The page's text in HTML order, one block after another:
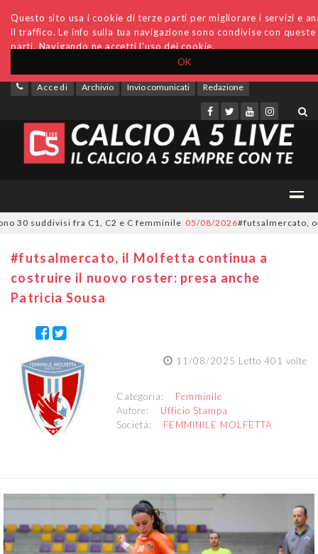
OK
Questo sito usa i cookie di terze parti per migliorare i servizi e
il traffico. Le info sulla tua navigazione sono condivise con
parti. Navigando ne accetti l'uso dei cookie.
Accedi Archivio Invio comunicati Redazione
suddivisi fra C1, C2 e C femminile 05/08/2026#futsalmercato, ora è
#futsalmercato, il Molfetta continua a
costruire il nuovo roster: presa anche
Patricia Sousa
11/08/2025 Letto 401 volte
Categoria: Femminile
Autore: Ufficio Stampa
Società: FEMMINILE MOLFETTA